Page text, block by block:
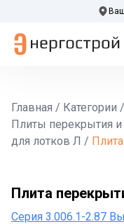
Главная / Категории /
Плиты перекрытия
для лотков Л /
Плита
Серия 3.006.1-2.87